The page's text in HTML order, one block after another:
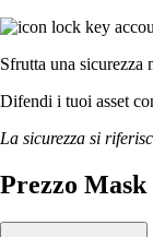
Sfrutta una sicurezza
Difendi i tuoi asset
La sicurezza si
Prezzo